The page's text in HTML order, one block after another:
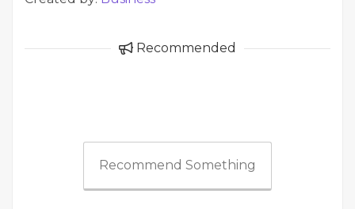
Recommended
Recommend Something